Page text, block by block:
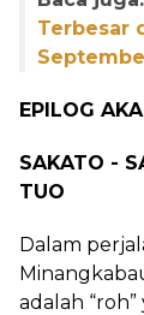
Terbesar
EPILOG
SAKATO -
TUO
Dalam
adalah